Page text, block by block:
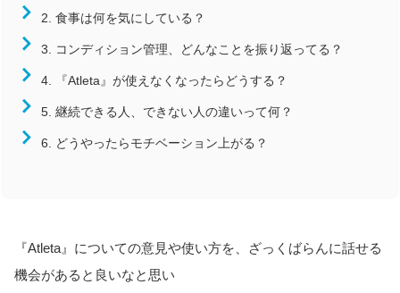
九州/沖縄
競技
陸上競技
ハンドボール
ラグビー
2. 食事は何を気にしている？
3. コンディション管理、どんなことを振り返ってる？
4. 『Atleta』が使えなくなったらどうする？
5. 継続できる人、できない人の違いって何？
6. どうやったらモチベーション上がる？
『Atleta』についての意見や使い方を、
ざっくばらんに話せる
機会があると良いなと思い